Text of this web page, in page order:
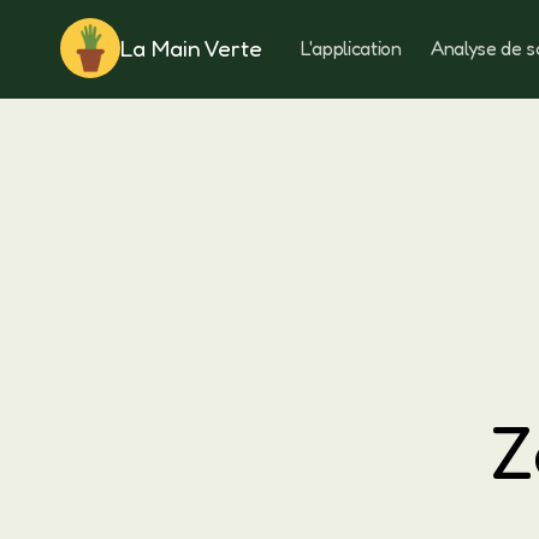
La Main Verte L'application Analyse de
Rotation